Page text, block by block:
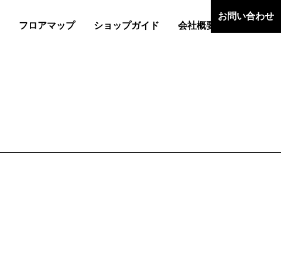
フロアマップ ショップガイド 会社概要
お問い合わせ